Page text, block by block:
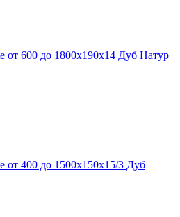
от 600 до 1800х190х14 Дуб Натур
от 400 до 1500х150х15/3 Дуб